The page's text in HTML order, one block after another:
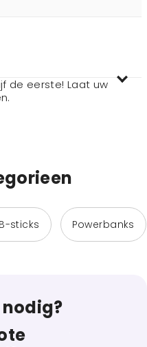
de eerste! Laat uw
sticks Powerbanks